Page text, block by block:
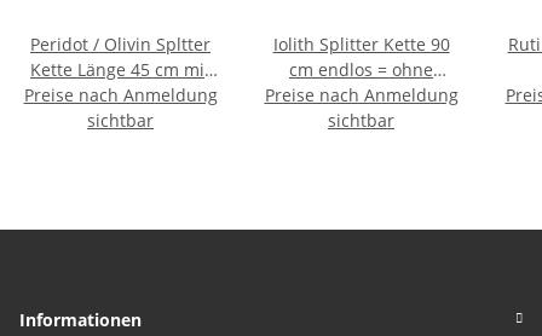
Peridot / Olivin Spltter
Kette Länge 45 cm mit
925er Silber Verschluss
schöne klare grüne
Preise nach Anmeldung
sichtbar
Iolith Splitter Kette 90
cm endlos = ohne
Verschluss man nennt
ihn auch ugs
Preise nach Anmeldung
sichtbar
Informationen